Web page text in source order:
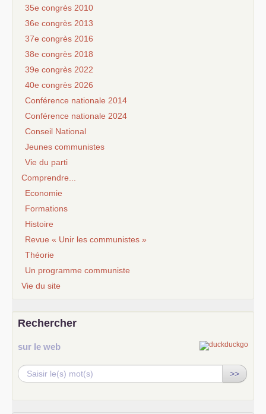
35e congrès 2010
36e congrès 2013
37e congrès 2016
38e congrès 2018
39e congrès 2022
40e congrès 2026
Conférence nationale 2014
Conférence nationale 2024
Conseil National
Jeunes communistes
Vie du parti
Comprendre...
Economie
Formations
Histoire
Revue « Unir les communistes »
Théorie
Un programme communiste
Vie du site
Rechercher
sur le web
>>